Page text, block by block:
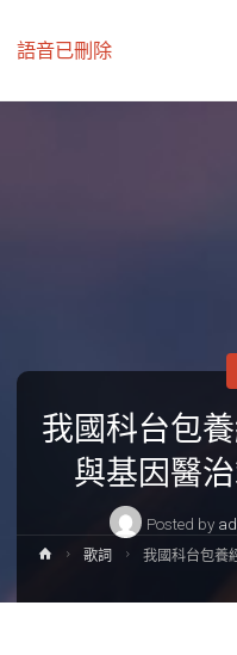
語音已刪除
我國科台包
與基因醫
Posted by
Home歌詞
我國科台包養